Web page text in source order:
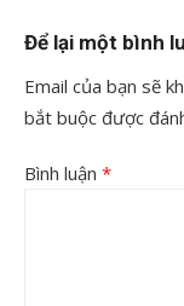
Để lại một bình
Email của bạn sẽ
bắt buộc được
Bình luận *